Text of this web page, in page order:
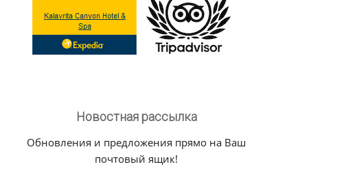
Новостная рассылка
Обновления и предложения прямо на Ваш
почтовый ящик!